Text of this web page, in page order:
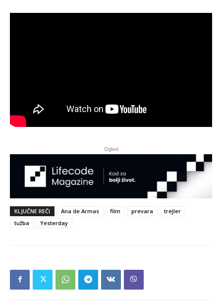
Oglasi
KLJUČNE REČI Ana de Armas film prevara
trejler
tužba
Yesterday